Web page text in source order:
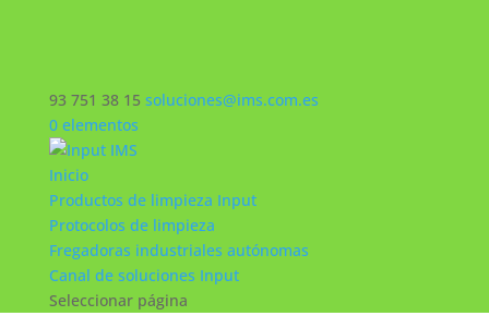
93 751 38 15 soluciones@ims.com.es
0 elementos
Inicio
Productos de limpieza Input
Protocolos de limpieza
Fregadoras industriales autónomas
Canal de soluciones Input
Seleccionar página